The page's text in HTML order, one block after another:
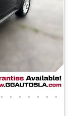
• • • • • • •